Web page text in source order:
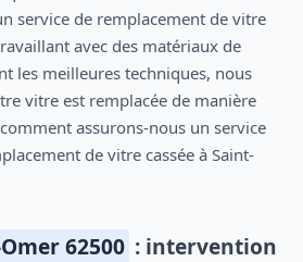
service de remplacement de vitre
avec des matériaux de
les meilleures techniques, nous
vitre est remplacée de manière
assurons-nous un service
de vitre cassée à Saint-
62500 : intervention